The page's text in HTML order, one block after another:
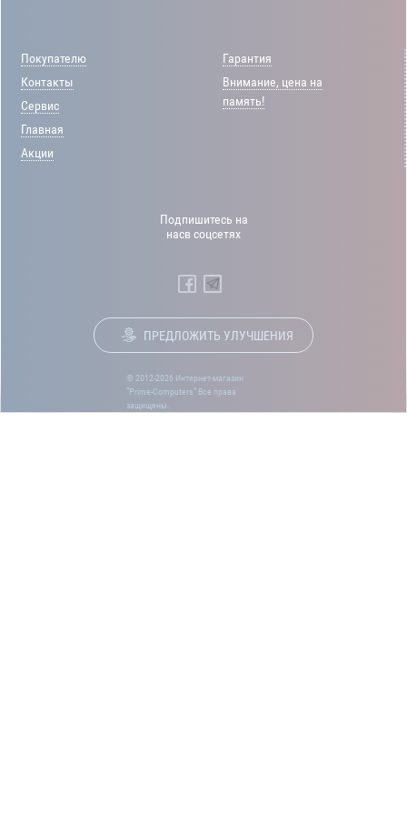
Покупателю
Контакты
Сервис
Главная
Акции
Гарантия
Внимание, цена на
память!
Подпишитесь на
насв соцсетях
ПРЕДЛОЖИТЬ УЛУЧШЕНИЯ
© 2012-2026 Интернет-магазин
“Prime-Computers” Все права
защищены.